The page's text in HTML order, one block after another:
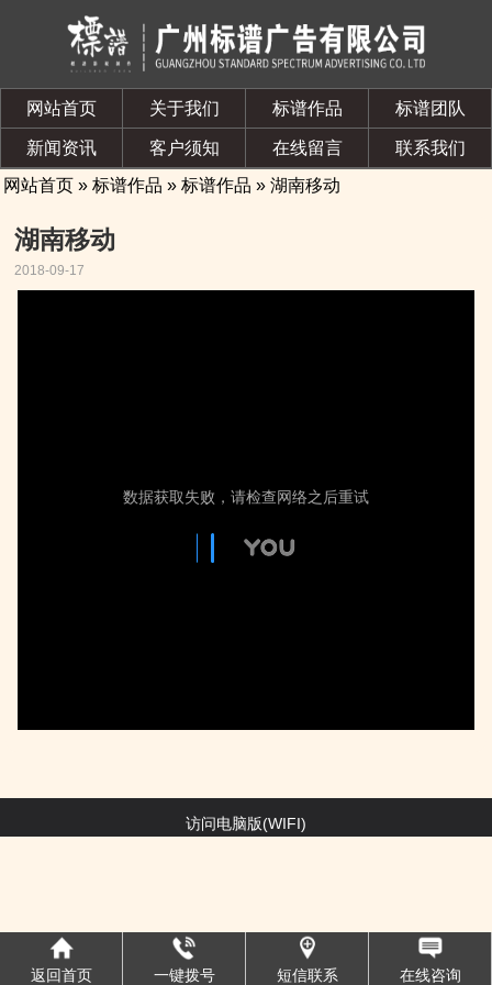
网站首页 关于我们 标谱作品 标谱团队
新闻资讯 客户须知 在线留言
联系我们
网站首页 » 标谱作品 » 标谱作品 » 湖南移动
湖南移动
2018-09-17
访问电脑版(WIFI)
返回首页 一键拨号 短信联系 在线咨询